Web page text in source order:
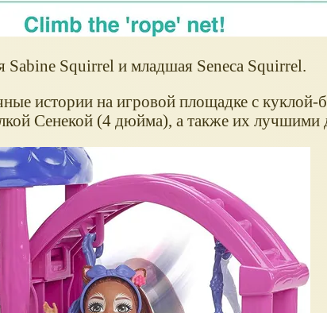
Sabine Squirrel и младшая Seneca Squirrel.
истории на игровой площадке с куклой-
Сенекой (4 дюйма), а также их